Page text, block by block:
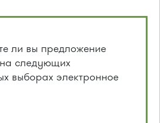
ли вы предложение
на следующих
выборах электронное